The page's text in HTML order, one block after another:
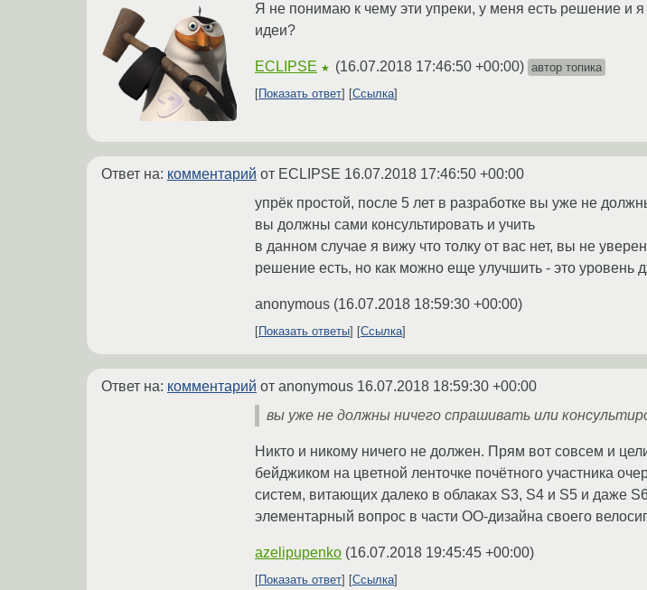
Я не понимаю к чему эти упреки, у меня есть решение и
идеи?
ECLIPSE ★ (16.07.2018 17:46:50 +00:00) автор топика
Показать ответ
Ссылка
Ответ на: комментарий от ECLIPSE 16.07.2018 17:46:50 +00:00
упрёк простой, после 5 лет в разработке вы уже не
вы должны сами консультировать и учить
в данном случае я вижу что толку от вас нет, вы не
решение есть, но как можно еще улучшить - это уровень
anonymous (16.07.2018 18:59:30 +00:00)
Показать ответы Ссылка
Ответ на: комментарий от anonymous 16.07.2018 18:59:30 +00:00
вы уже не должны ничего спрашивать или
Никто и никому ничего не должен. Прям вот совсем и
бейджиком на цветной ленточке почётного участника
систем, витающих далеко в облаках S3, S4 и S5 и даже
элементарный вопрос в части ОО-дизайна своего
azelipupenko (16.07.2018 19:45:45 +00:00)
Показать ответ Ссылка